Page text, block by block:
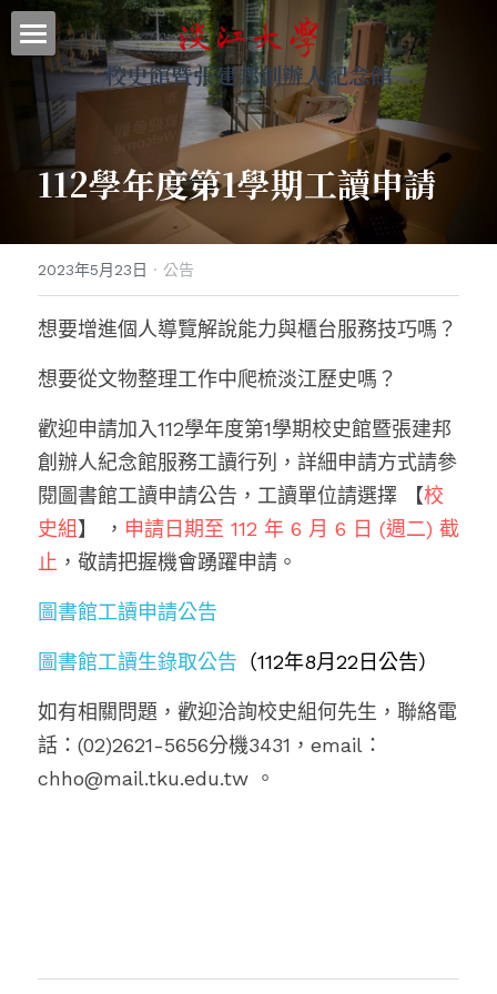
校史館暨張建邦創辦人紀念館
最新消息
關於本館
參觀導覽
展示資料
網站地圖
｜回首頁
｜圖書館
｜淡江大學
搜索
112學年度第1學期工讀申請
2023年5月23日 · 公告
想要增進個人導覽解說能力與櫃台服務技巧嗎？
想要從文物整理工作中爬梳淡江歷史嗎？
歡迎申請加入112學年度第1學期校史館暨張建邦
創辦人紀念館服務工讀行列，詳細申請方式請參
閱圖書館工讀申請公告，工讀單位請選擇 【校
史組】 ， 申請日期至 112 年 6 月 6 日 (週二) 截
止 ，敬請把握機會踴躍申請。
圖書館工讀申請公告
圖書館工讀生錄取公告 （112年8月22日公告）
如有相關問題，歡迎洽詢校史組何先生，聯絡電
話：(02)2621-5656分機3431，email：
chho@mail.tku.edu.tw 。